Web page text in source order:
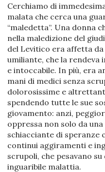
Cerchiamo di
malata che cerca una
“maledetta”. Una donna
nella maledizione del
del Levitico era affetta
umiliante, che la rendeva
e intoccabile. In più, era
mani di medici senza
dolorosissime e
spendendo tutte le sue
giovamento: anzi,
oppressa non solo da
schiacciante di speranze
continui aggiramenti e
scrupoli, che pesavano
inguaribile malattia.